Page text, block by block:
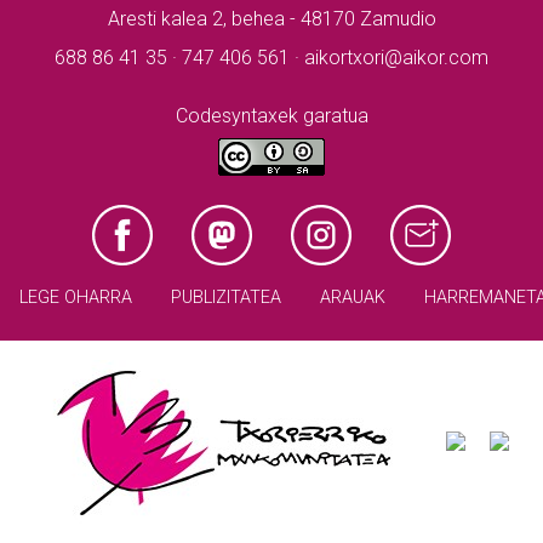
Aresti kalea 2, behea - 48170 Zamudio
688 86 41 35 · 747 406 561 · aikortxori@aikor.com
Codesyntaxek garatua
LEGE OHARRA PUBLIZITATEA ARAUAK